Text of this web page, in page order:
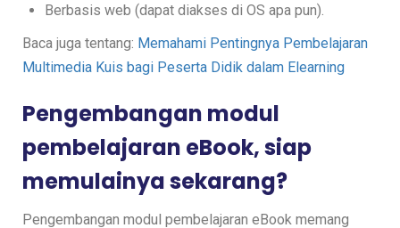
Berbasis web (dapat diakses di OS apa pun).
Baca juga tentang: Memahami Pentingnya Pembelajaran
Multimedia Kuis bagi Peserta Didik dalam Elearning
Pengembangan modul
pembelajaran eBook, siap
memulainya sekarang?
Pengembangan modul pembelajaran eBook memang